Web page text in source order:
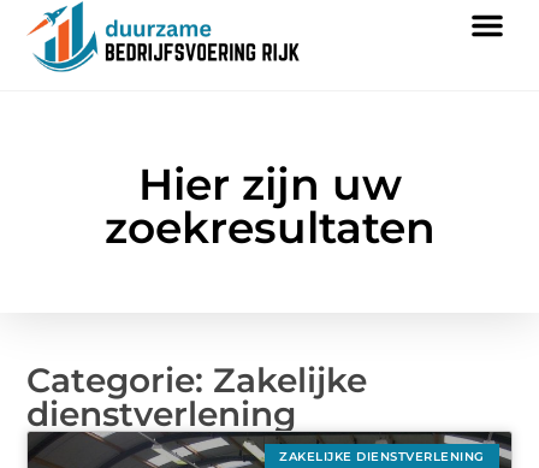
Hier zijn uw
zoekresultaten
Categorie: Zakelijke
dienstverlening
ZAKELIJKE DIENSTVERLENING